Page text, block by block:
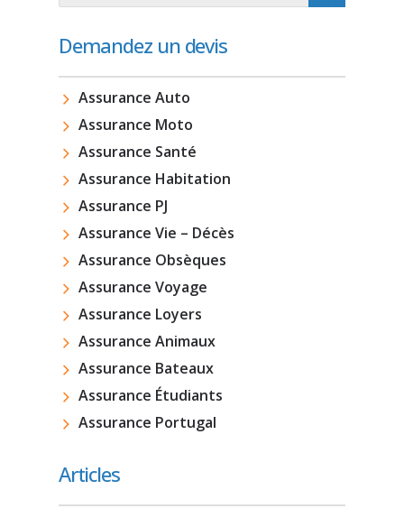
Demandez un devis
Assurance Auto
Assurance Moto
Assurance Santé
Assurance Habitation
Assurance PJ
Assurance Vie – Décès
Assurance Obsèques
Assurance Voyage
Assurance Loyers
Assurance Animaux
Assurance Bateaux
Assurance Étudiants
Assurance Portugal
Articles